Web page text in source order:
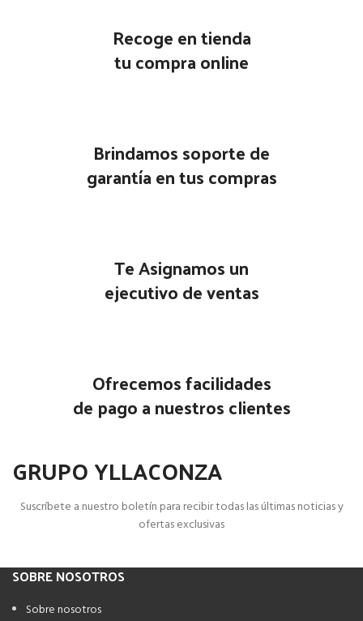
Recoge en tienda
tu compra online
Brindamos soporte de
garantía en tus compras
Te Asignamos un
ejecutivo de ventas
Ofrecemos facilidades
de pago a nuestros clientes
GRUPO YLLACONZA
Suscríbete a nuestro boletín para recibir todas las últimas noticias y
ofertas exclusivas
SOBRE NOSOTROS
Sobre nosotros